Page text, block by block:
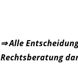
⇒ Alle
Rechtsberatung